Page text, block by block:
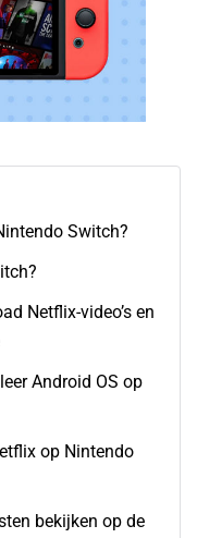
Switch?
Netflix-video’s en
Android OS op
op Nintendo
bekijken op de